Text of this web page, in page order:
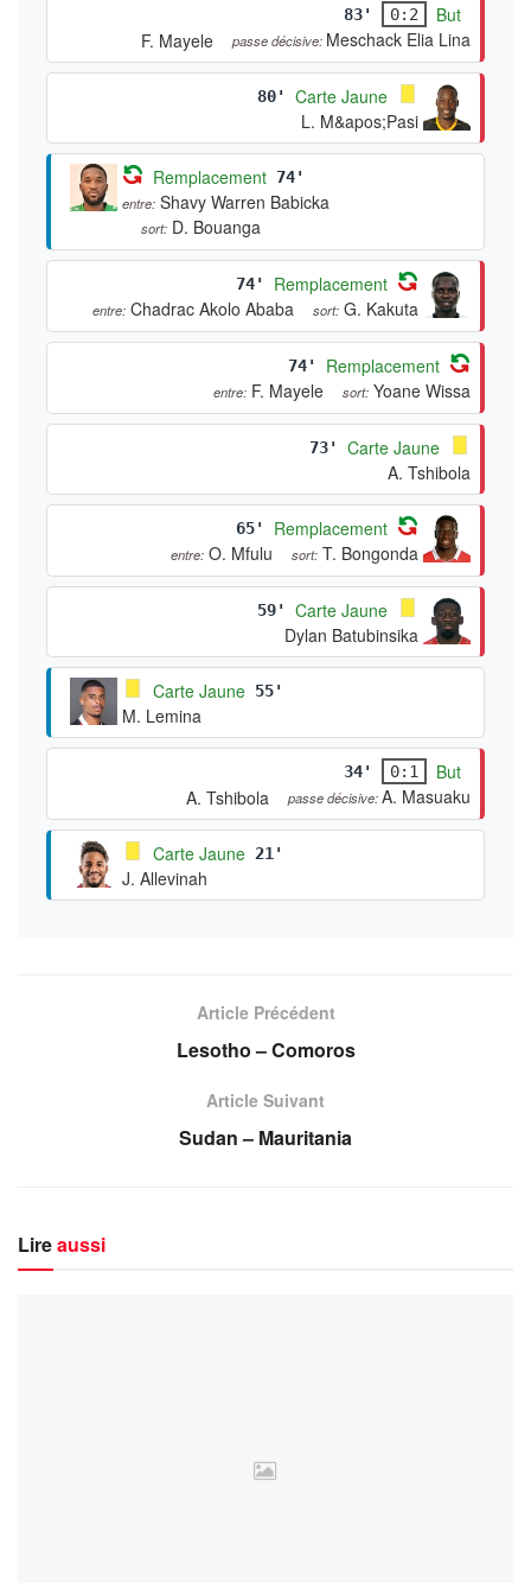
83' 0:2
But
F. Mayele
passe décisive: Meschack Elia Lina
80'
Carte Jaune
L. M&apos;Pasi
Remplacement 74'
entre: Shavy Warren Babicka
sort: D. Bouanga
74' Remplacement
entre: Chadrac Akolo Ababa sort: G. Kakuta
74' Remplacement
entre: F. Mayele sort: Yoane Wissa
73'
Carte Jaune
A. Tshibola
65' Remplacement
entre: O. Mfulu sort: T. Bongonda
59'
Carte Jaune
Dylan Batubinsika
Carte Jaune 55'
M. Lemina
34' 0:1
But
A. Tshibola
passe décisive:A. Masuaku
Carte Jaune 21'
J. Allevinah
Article Précédent
Lesotho – Comoros
Article Suivant
Sudan – Mauritania
Lireaussi